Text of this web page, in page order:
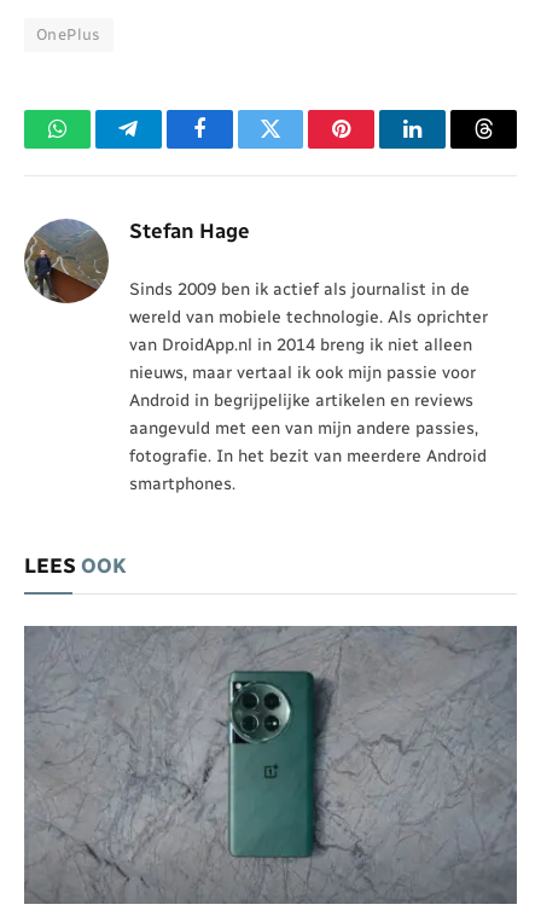
OnePlus
WhatsAppTelegramFacebookTwitter PinterestLinkedIn
Stefan Hage
Sinds 2009 ben ik actief als journalist in de
wereld van mobiele technologie. Als oprichter
van DroidApp.nl in 2014 breng ik niet alleen
nieuws, maar vertaal ik ook mijn passie voor
Android in begrijpelijke artikelen en reviews
aangevuld met een van mijn andere passies,
fotografie. In het bezit van meerdere Android
smartphones.
LEES OOK